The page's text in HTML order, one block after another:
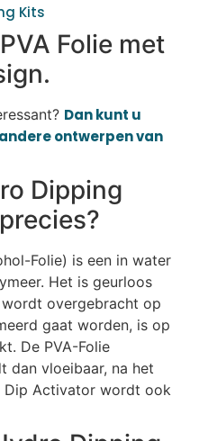
Kits
Folie met
Dan kunt u
ontwerpen van
Dipping
Folie) is een in water
Het is geurloos
overgebracht op
gaat worden, is op
De PVA-Folie
dan vloeibaar, na het
Dip Activator wordt ook